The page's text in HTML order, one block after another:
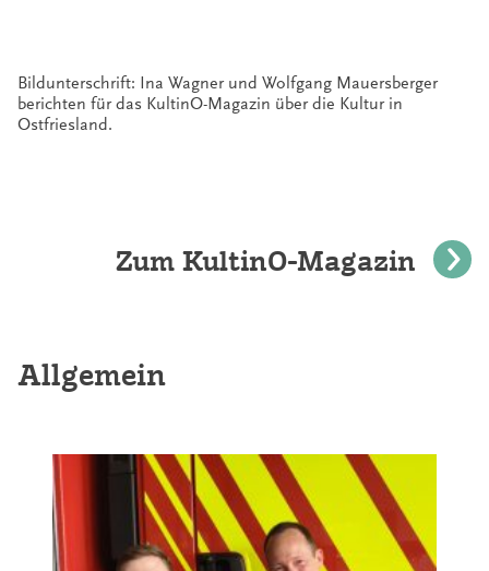
Bildunterschrift: Ina Wagner und Wolfgang Mauersberger
berichten für das KultinO-Magazin über die Kultur in
Ostfriesland.
Zum KultinO-Magazin
Allgemein